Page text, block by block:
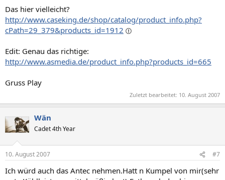
Das hier vielleicht?
http://www.caseking.de/shop/catalog/product_info.php?
cPath=29_379&products_id=1912
Edit: Genau das richtige:
http://www.asmedia.de/product_info.php?products_id=665
Gruss Play
Zuletzt bearbeitet: 10. August 2007
Wän
Cadet 4th Year
10. August 2007 #7
Ich würd auch das Antec nehmen.Hatt n Kumpel von mir(sehr